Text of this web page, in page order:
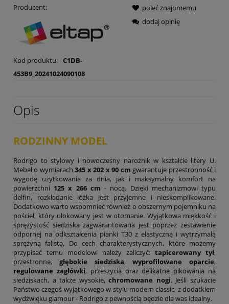
Producent:
Kod produktu: C1DB-
453B9_20241024090108
poleć znajomemu
dodaj opinię
Opis
RODZINNY MODEL
Rodrigo to stylowy i nowoczesny narożnik w kształcie litery U.
Mebel o wymiarach345 x 202 x 90 cm gwarantuje przestronność i
wygodę użytkowania za dnia, jak i maksymalny komfort na
powierzchni 125 x 266 cm - nocą. Dzięki mechanizmowi typu
delfin, rozkładanie łóżka jest przyjemne i nieskomplikowane.
Dodatkowo warto wspomnieć również o obszernym pojemniku na
pościel, który ulokowany jest w otomanie. Wyjątkowa miękkość i
sprężystość siedziska zagwarantowana jest poprzez zestawienie
odpornej na odkształcenia pianki T30 z elastyczną i wytrzymałą
sprężyną falistą. Do cech charakterystycznych, które możemy
przypisać temu modelowi należy zaliczyć: tapicerowany tył,
przestronne, głębokie siedziska,wyprofilowane oparcie,
regulowane zagłówki, przeszycia oraz delikatne pikowania na
siedziskach, a także wysokie, chromowane nogi. Jeśli szukacie
Państwo czegoś wyjątkowego w stylu modern classic, z dodatkiem
wydźwięku glamour - Rodrigo z pewnością będzie dla was idealny.